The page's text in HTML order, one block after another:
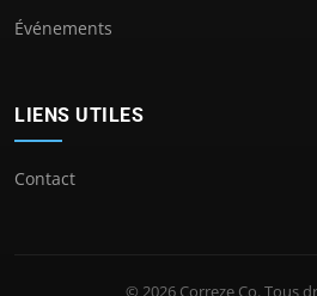
Événements
LIENS UTILES
Contact
© 2026 Correze Co. Tous